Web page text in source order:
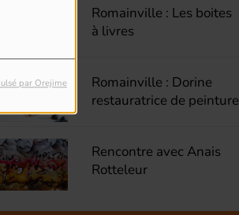
par Orejime
Romainville : Les boites
à livres
Romainville : Dorine
restauratrice de peinture
Rencontre avec Anais
Rotteleur